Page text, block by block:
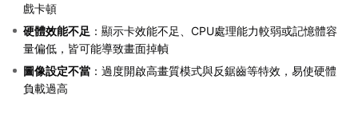
戲卡頓
硬體效能不足 ：顯示卡效能不足、CPU處理能力較弱或記憶體容
量偏低，皆可能導致畫面掉幀
圖像設定不當 ：過度開啟高畫質模式與反鋸齒等特效，易使硬體
負載過高